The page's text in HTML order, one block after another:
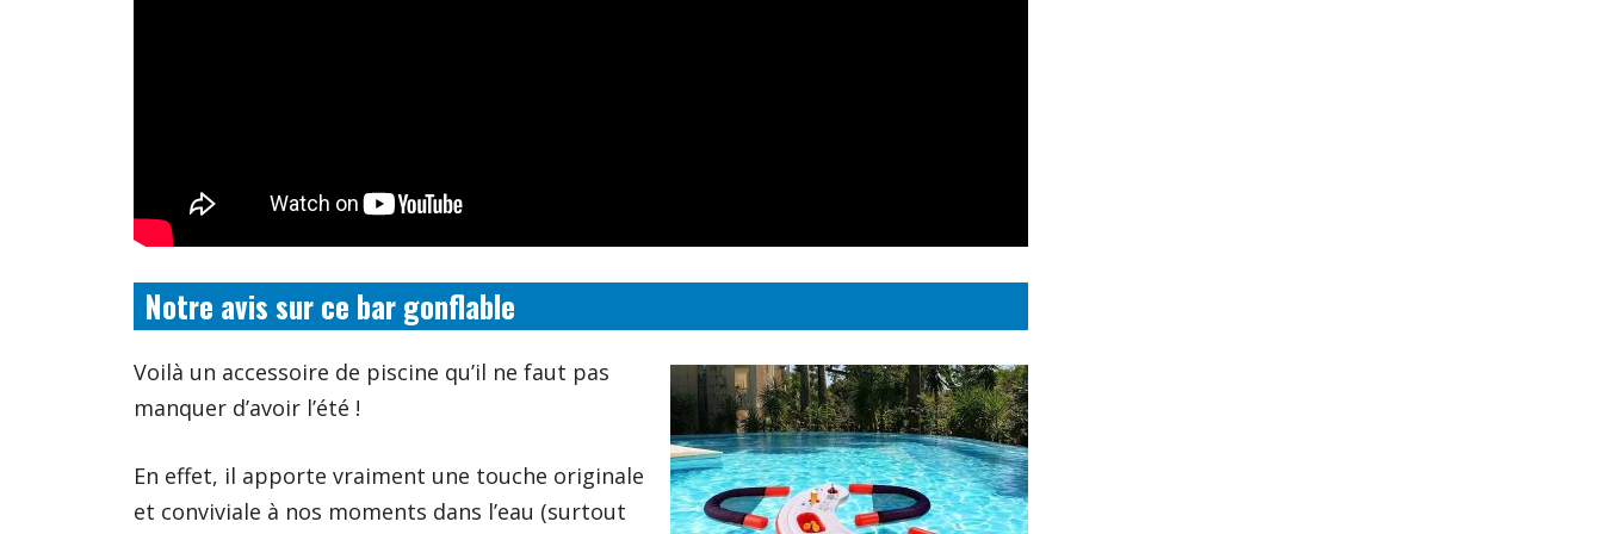
Notre avis sur ce bar gonflable
Voilà un accessoire de piscine qu’il ne faut pas
manquer d’avoir l’été !
En effet, il apporte vraiment une touche originale
et conviviale à nos moments dans l’eau (surtout